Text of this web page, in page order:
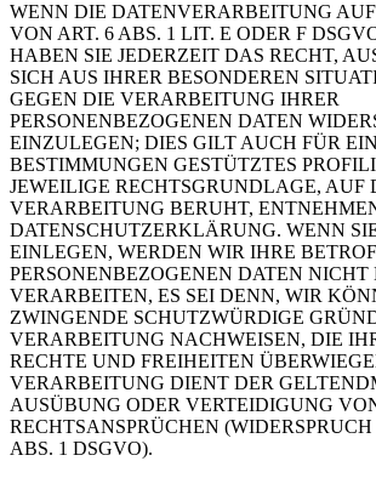
WENN DIE DATENVERARBEITUNG
VON ART. 6 ABS. 1 LIT. E ODER F
HABEN SIE JEDERZEIT DAS RECHT,
SICH AUS IHRER BESONDEREN
GEGEN DIE VERARBEITUNG IHRER
PERSONENBEZOGENEN DATEN
EINZULEGEN; DIES GILT AUCH FÜR
BESTIMMUNGEN GESTÜTZTES
JEWEILIGE RECHTSGRUNDLAGE, AUF
VERARBEITUNG BERUHT,
DATENSCHUTZERKLÄRUNG. WENN
EINLEGEN, WERDEN WIR IHRE
PERSONENBEZOGENEN DATEN NICHT
VERARBEITEN, ES SEI DENN, WIR
ZWINGENDE SCHUTZWÜRDIGE
VERARBEITUNG NACHWEISEN, DIE
RECHTE UND FREIHEITEN
VERARBEITUNG DIENT DER
AUSÜBUNG ODER VERTEIDIGUNG
RECHTSANSPRÜCHEN (WIDERSPRUCH
ABS. 1 DSGVO).